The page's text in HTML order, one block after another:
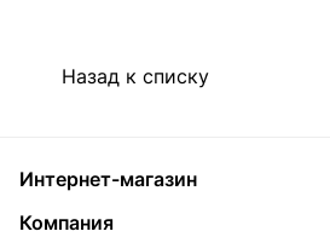
Назад к списку
Интернет-магазин
Компания